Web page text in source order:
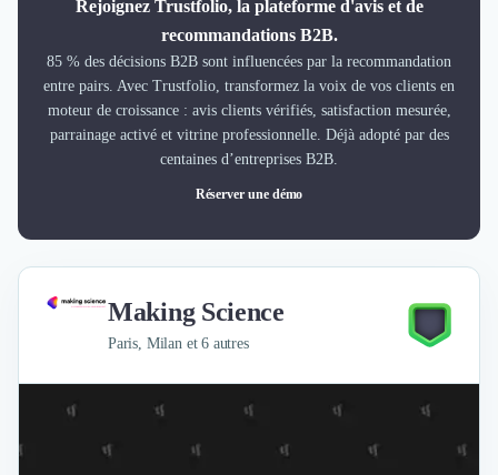
Rejoignez Trustfolio, la plateforme d'avis et de
recommandations B2B.
85 % des décisions B2B sont influencées par la recommandation
entre pairs. Avec Trustfolio, transformez la voix de vos clients en
moteur de croissance : avis clients vérifiés, satisfaction mesurée,
parrainage activé et vitrine professionnelle. Déjà adopté par des
centaines d’entreprises B2B.
Réserver une démo
Making Science
Paris, Milan et 6 autres